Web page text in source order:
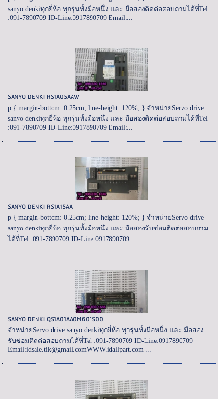
sanyo denkiทุกยี่ห้อ ทุกรุ่นทั้งมือหนึ่ง และ มือสองติดต่อสอบถามได้ที่Tel
:091-7890709 ID-Line:0917890709 Email:...
SANYO DENKI RS1A05AAW
p { margin-bottom: 0.25cm; line-height: 120%; } จำหน่ายServo drive
sanyo denkiทุกยี่ห้อ ทุกรุ่นทั้งมือหนึ่ง และ มือสองติดต่อสอบถามได้ที่Tel
:091-7890709 ID-Line:0917890709 Email:...
SANYO DENKI RS1A15AA
p { margin-bottom: 0.25cm; line-height: 120%; } จำหน่ายServo drive
sanyo denkiทุกยี่ห้อ ทุกรุ่นทั้งมือหนึ่ง และ มือสองรับซ่อมติดต่อสอบถาม
ได้ที่Tel :091-7890709 ID-Line:0917890709...
SANYO DENKI QS1A01AA0M601S00
จำหน่ายServo drive sanyo denkiทุกยี่ห้อ ทุกรุ่นทั้งมือหนึ่ง และ มือสอง
รับซ่อมติดต่อสอบถามได้ที่Tel :091-7890709 ID-Line:0917890709
Email:idsale.tik@gmail.comWWW.idallpart.com ...